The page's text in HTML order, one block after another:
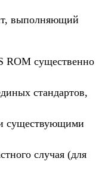
выполняющий
ROM существенно
стандартов,
существующими
случая (для